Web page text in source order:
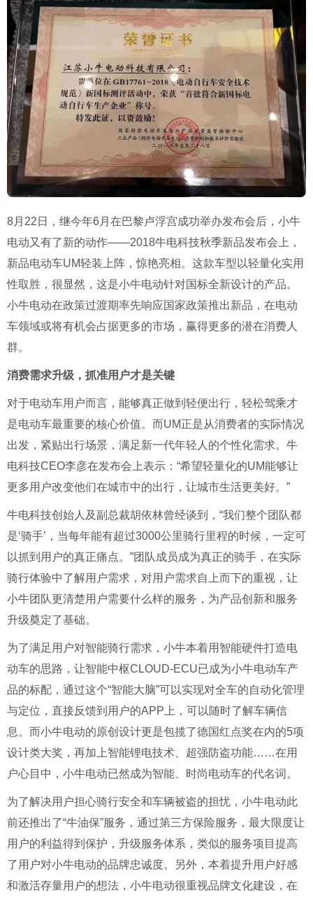
8月 22 日，继今年6月在巴黎卢浮宫成功举办发布会后，小牛
电动又有了新的动作——2018牛电科技秋季新品发布会上，
新品电动车UM轻装上阵，惊艳亮相。这款车型以轻量化实用
性取胜，很显然，这是小牛电动针对国标全新设计的产品。
小牛电动在政策过渡期率先响应国家政策推出新品，在电动
车领域或将有机会占据更多的市场，赢得更多的潜在消费人
群。
消费需求升级，抓准用户才是关键
对于电动车用户而言，能够真正做到轻便出行，轻松驾乘才
是电动车最重要的核心价值。而UM正是从消费者的实际情况
出发，紧贴出行场景，满足新一代年轻人的个性化需求。牛
电科技CEO李彦在发布会上表示： “希望轻量化的UM能够让
更多用户改变他们在城市中的出行，让城市生活更美好。 ”
牛电科技创始人及副总裁胡依林曾经谈到， “我们整个团队都
是‘骑手’ ，当每年能有超过3000公里骑行里程的时候，一定可
以抓到用户的真正痛点。 ”团队成员成为真正的骑手，在实际
骑行体验中了解用户需求，对用户需求自上而下的重视，让
小牛团队更清楚用户需要什么样的服务，为产品创新和服务
升级奠定了基础。
为了满足用户对智能骑行需求，小牛本着用智能硬件打造电
动车的思路，让智能中枢CLOUD-ECU已成为小牛电动车产
品的标配，通过这个“智能大脑”可以实现对全车的自动化管理
与定位，直接反馈到用户的APP 上，可以随时了解车辆信
息。而小牛电动的原创设计更是包揽了德国红点奖在内的5项
设计类大奖，再加上智能锂电技术、超强防盗功能……在用
户心目中，小牛电动已然成为智能、时尚电动车的代名词。
为了解决用户担心骑行安全和车辆被盗的担忧，小牛电动此
前还推出了“牛油保”服务，通过第三方保险服务，最大限度让
用户的利益得到保护，升级服务体系，类似的服务项目提高
了用户对小牛电动的品牌忠诚度。另外，本着提升用户好感
和激活存量用户的想法，小牛电动很重视品牌文化建设，在